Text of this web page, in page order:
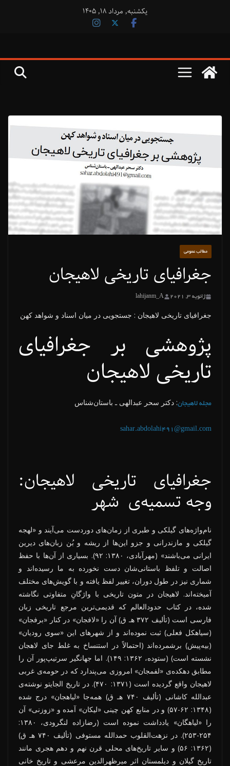
یکشنبه, مرداد ۱۸, ۱۴۰۵
مطالب عمومی
جغرافیای تاریخی لاهیجان
ژانویه 3, 2021 lahijanm_A
جغرافیای تاریخی لاهیجان : جستجویی در میان اسناد و شواهد کهن
پژوهشی بر جغرافیای
تاریخی لاهیجان
مجله لاهیجان: دکتر سحر عبدالهی ـ باستان‌شناس
sahar.abdolahi491@gmail.com
جغرافیای تاریخی لاهیجان:
وجه تسمیه‌ی شهر
نام‌واژه‌های گیلکی و طبری از زمان‌های دوردست می‌آیند و «لهجه
گیلکی و مازندرانی و جزو این‌ها از ریشه و بُن زبان‌های دیرین
ایرانی می‌باشند» (مهرآبادی، ۱۳۸۰: ۹۲). بسیاری از آن‌ها با حفظ
اصالت و تلفظ باستانی‌شان دست نخورده به ما رسیده‌اند و
شماری نیز در طول دوران، تغییر لفظ یافته و با گویش‌های مختلف
آمیخته‌اند. لاهیجان در متون تاریخی با واژگانِ متفاوتی نگاشته
شده، در کتاب حدودالعالم که قدیمی‌ترین مرجع تاریخی زبان
فارسی است (تألیف ۳۷۲ هـ ق) آن را «لافجان» در کنار «برفجان»
(سیاهکل فعلی) ثبت نموده‌اند و از شهرهای این «سوی رودیان»
(بیه‌پیش) برشمرده‌اند (احتمالاً در استنساخ به غلط جای لاهجان
نشسته است) (ستوده، ۱۳۶۲: ۱۴۹). اما جهانگیر سرتیپ‌پور آن را
مطابق دهکده‌ی «لفمجان» امروزی می‌پندارد که در حومه‌ی غربی
لاهیجان واقع گردیده است (۱۳۷۱: ۴۷۰). در تاریخ الجایتو نوشته‌ی
عبدالله کاشانی (تألیف ۷۴۰ هـ ق) همه‌جا «لیاهجان» درج شده
(۱۳۴۸: ۶۲-۵۷) و در منابع کهن چینی «لیکان» آمده و «زوزنی» آن
را «لیاهگان» یادداشت نموده است (رضازاده لنگرودی، ۱۳۸۰:
۲۵۴-۲۵۳). در نزهت‌القلوب حمدالله مستوفی (تألیف ۷۴۰ هـ ق)
(۱۳۶۲: ۵۶) و سایر تاریخ‌های محلی قرن نهم و دهم هجری مانند
تاریخ گیلان و دیلمستان اثر میرظهرالدین مرعشی و تاریخ خانی